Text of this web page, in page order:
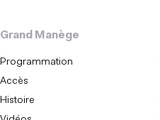
Grand Manège
Programmation
Accès
Histoire